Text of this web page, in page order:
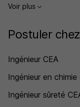
Voir plus
Postuler
Ingénieur CEA
Ingénieur en
Ingénieur sûreté